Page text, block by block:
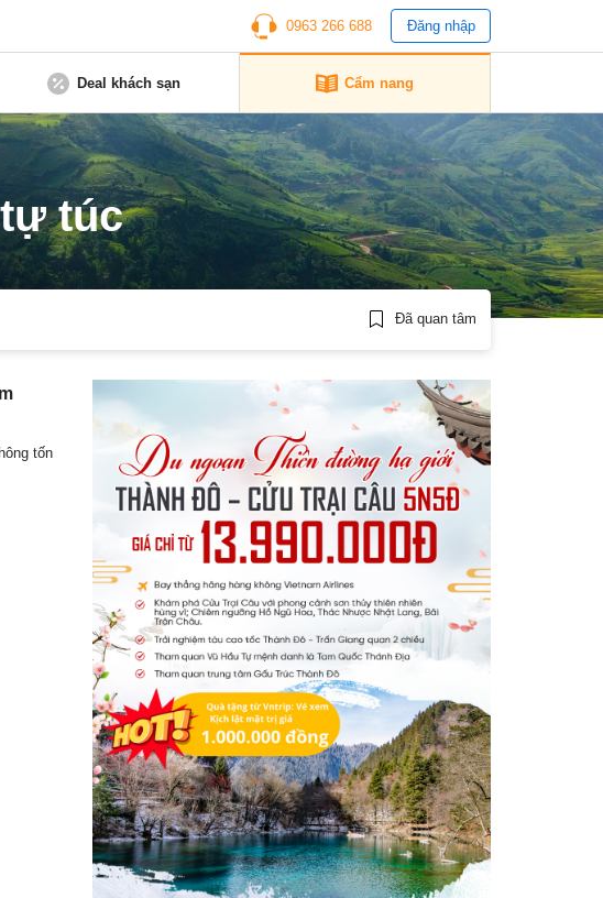
0963 266 688 Đăng nhập
Deal khách sạn Cẩm nang
túc
Đã quan tâm
tốn